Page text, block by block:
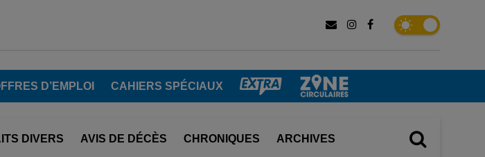
D’EMPLOI CAHIERS SPÉCIAUX
DIVERS AVIS DE DÉCÈS CHRONIQUES ARCHIVES